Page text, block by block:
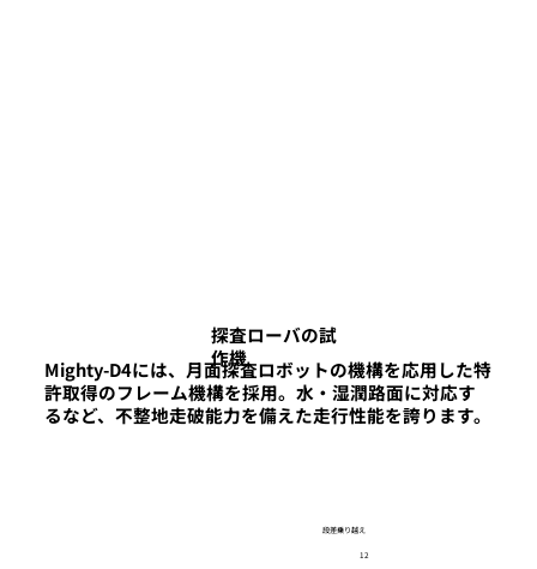
探査ローバの試
作機
Mighty-D4には、月面探査ロボットの機構を応用した特
許取得のフレーム機構を採用。水・湿潤路面に対応す
るなど、不整地走破能力を備えた走行性能を誇ります。
段差乗り越え
12